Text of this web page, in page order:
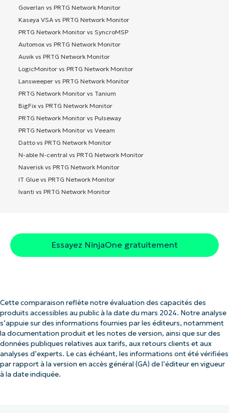
Goverlan vs PRTG Network Monitor
Kaseya VSA vs PRTG Network Monitor
PRTG Network Monitor vs SyncroMSP
Automox vs PRTG Network Monitor
Auvik vs PRTG Network Monitor
LogicMonitor vs PRTG Network Monitor
Lansweeper vs PRTG Network Monitor
PRTG Network Monitor vs Tanium
BigFix vs PRTG Network Monitor
PRTG Network Monitor vs Pulseway
PRTG Network Monitor vs Veeam
Datto vs PRTG Network Monitor
N-able N-central vs PRTG Network Monitor
Naverisk vs PRTG Network Monitor
IT Glue vs PRTG Network Monitor
Ivanti vs PRTG Network Monitor
Essayez NinjaOne gratuitement
Cette comparaison reflète notre évaluation des capacités des
produits accessibles au public à la date du mars 2024. Notre analyse
s’appuie sur des informations fournies par les éditeurs, notamment
la documentation produit et les notes de version, ainsi que sur des
données publiques relatives aux tarifs, aux retours clients et aux
analyses d’experts. Le cas échéant, les informations ont été vérifiées
par rapport à la version en accès général (GA) de l’éditeur en vigueur
à la date indiquée.